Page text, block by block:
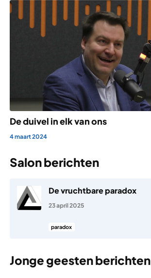
De duivel in elk van ons
4 maart 2024
Salon berichten
De vruchtbare paradox
23 april 2025
paradox
Jonge geesten berichten